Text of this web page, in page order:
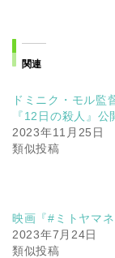
関連
ドミニク・モル監
『12日の殺人』公
2023年11月25日
類似投稿
映画『#ミトヤマネ
2023年7月24日
類似投稿